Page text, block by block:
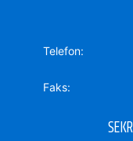
Telefon
Faks